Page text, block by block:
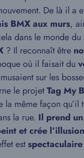
De là il a
BMX aux murs,
dans le monde du
? Il reconnaît être
où il faisait du
sur les
le projetTag My
la même façon qu’il
la rue. Il prend
et crée
estspectaculaire